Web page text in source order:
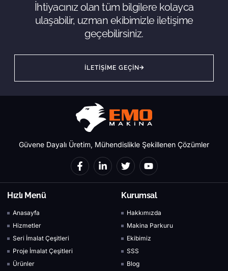
İhtiyacınız olan tüm bilgilere kolayca
ulaşabilir, uzman ekibimizle iletişime
geçebilirsiniz.
ILETIŞIME GEÇIN
Güvene Dayalı Üretim, Mühendislikle Şekillenen Çözümler
Hızlı Menü
Anasayfa
Hizmetler
Seri İmalat Çeşitleri
Proje İmalat Çeşitleri
Ürünler
Kurumsal
Hakkımızda
Makina Parkuru
Ekibimiz
SSS
Blog